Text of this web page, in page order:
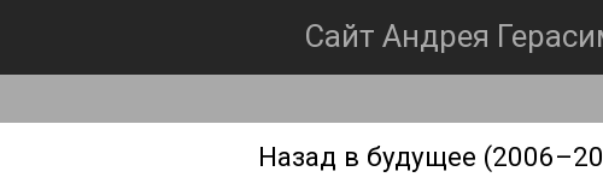
Сайт Андрея
Назад в будущее